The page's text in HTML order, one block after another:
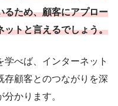
るため、顧客にアプロー
ットと言えるでしょう。
べば、インターネット
存顧客とのつながりを深
かります。